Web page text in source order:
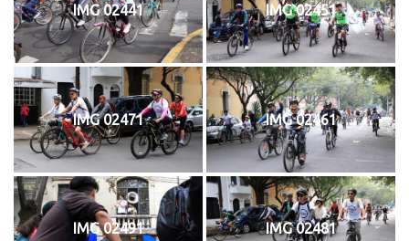
IMG 02441 IMG 02451
IMG 02471 IMG 02461
IMG 02491 IMG 02481